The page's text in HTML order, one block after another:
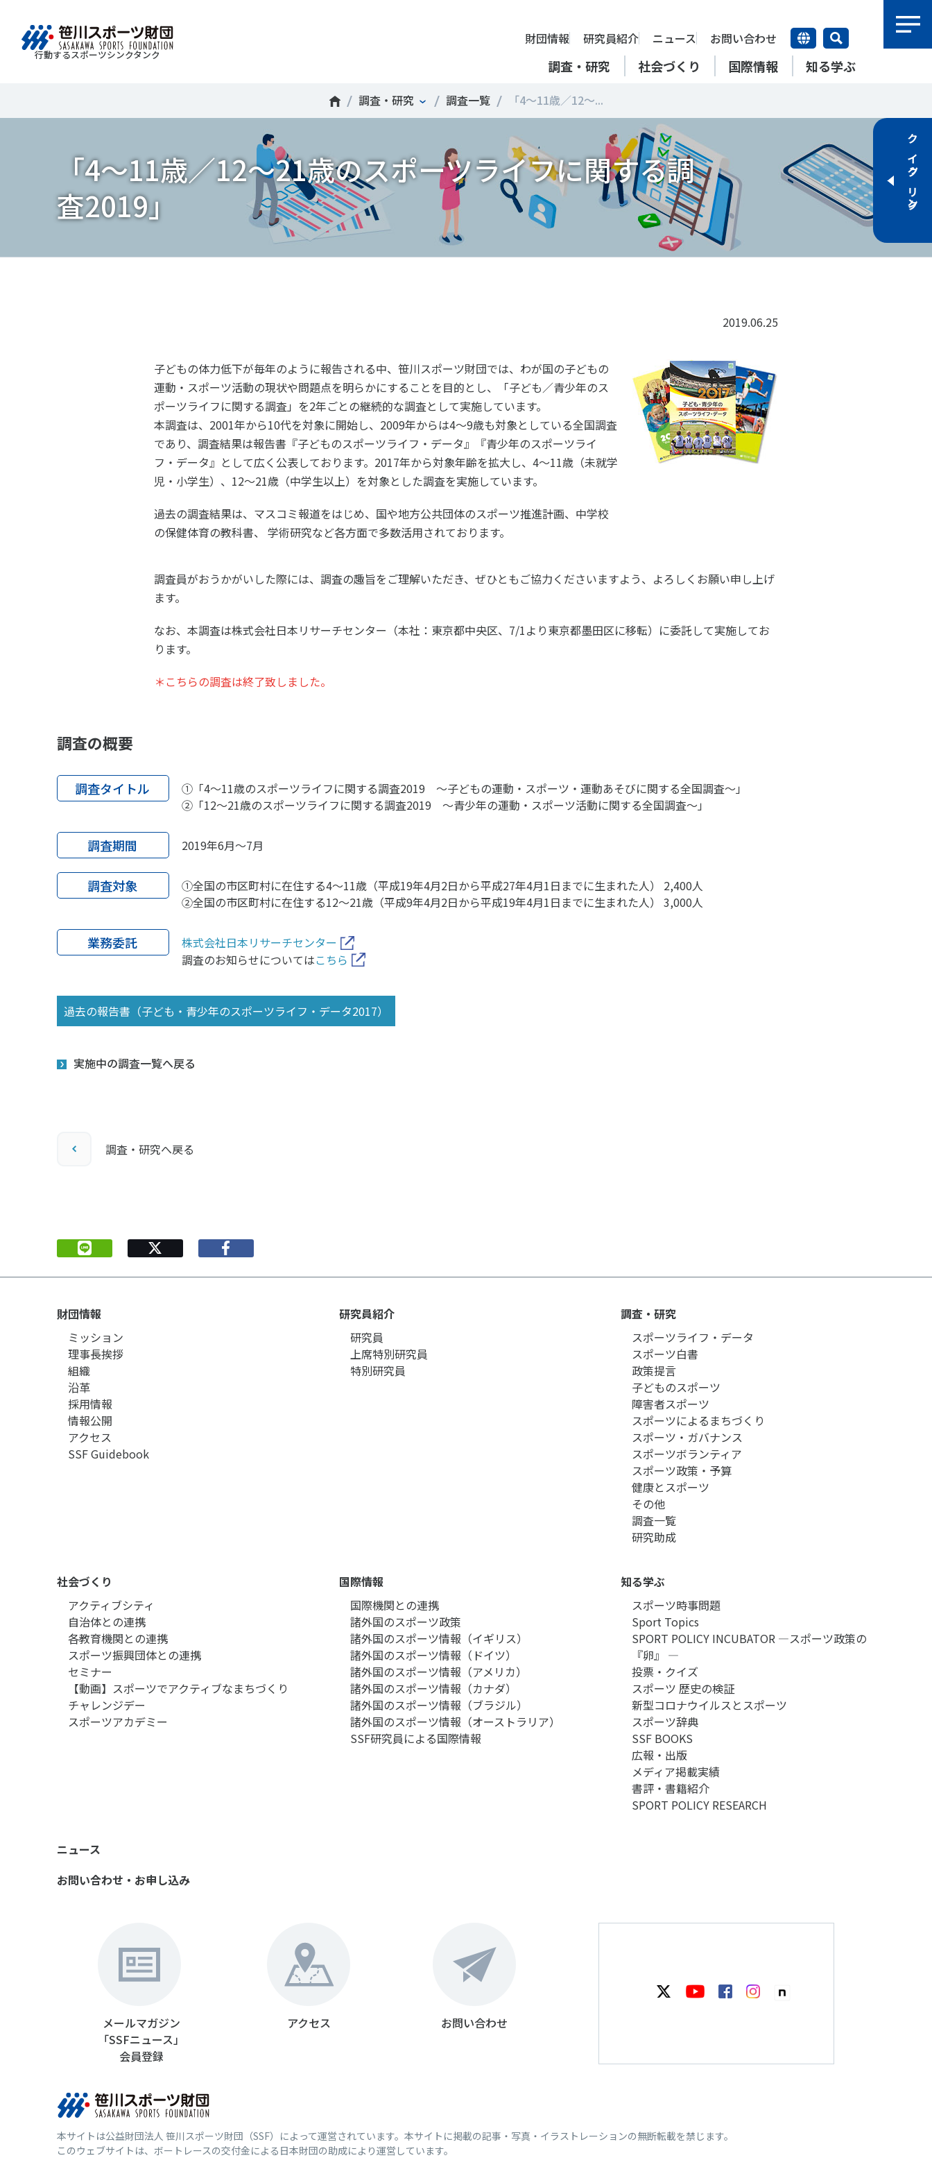
行動するスポーツシンクタンク
調査・研究 社会づくり 国際情報 知る学ぶ
財団情報 研究員紹介 ニュース お問い合わせ
財団情報
ミッション
理事長挨拶
組織
沿革
採用情報
情報公開
アクセス
SSF Guidebook
研究員紹介
上席特別研究員
特別研究員
社会づくり
アクティブシティ
自治体との連携
各教育機関との連携
スポーツ振興団体との連携
セミナー
チャレンジデー
スポーツアカデミー
国際情報
国際機関との連携
諸外国のスポーツ政策
諸外国のスポーツ情報（イギリス）
諸外国のスポーツ情報（ドイツ）
＃誰が子どものスポーツをささえるのか ＃部活動 ＃アクティブなまちづくり ＃日本人の身体活動と健康寿命 ＃障害者スポーツ ＃スポーツ基本計画
＃競技人口 ＃高齢者スポーツ ＃差別とダイバーシティ
スポーツ政策・予算 健康とスポーツ
社会づくり
各教育機関との連携
スポーツ振興団体との連携
【動画】スポーツでアクティブ
なまちづくり
知る学ぶ
SPORT POLICY INCUBATOR ―
スポーツ政策の『卵』 ―
Mission＆Visionの達成に向けさまざまな
研究調査活動を行います。客観的な分
析・研究に基づく実現性のある政策提言
につなげています。
スポーツライフ・データ
スポーツ白書
政策提言
子どものスポーツ
障害者スポーツ
スポーツによるまちづくり
スポーツ・ガバナンス
スポーツボランティア
スポーツ政策・予算
健康とスポーツ
その他
調査一覧
【動画】スポーツでアクティブ
なまちづくり
新たな地域スポーツプラットフォーム
RSMO 地域スポーツ運営組織
運動部活動の実態と地域展開・
地域移行
自治体・スポーツ組織・企業・教育機関等と連携し、スポー
ツ推進計画の策定やスポーツ振興、地域課題の解決につなが
る取り組みを共同で実践しています。
アクティブシティ
自治体との連携
各教育機関との連携
スポーツ振興団体との連携
【動画】スポーツでアクティブなまちづくり
チャレンジデー30年の取り組み
アクティブチャレンジ
スポーツ・ライフデータ
運動部活動の実態と地域展開・
地域移行
「スポーツ・フォー・オール」の理念を共有する国際機関や
日本国外の組織との連携、国際会議での研究成果の発表など
を行います。また、諸外国のスポーツ政策の比較、研究、情
報収集に積極的に取り組んでいます。
国際機関との連携
諸外国のスポーツ政策
諸外国のスポーツ事情
SSF研究員による国際情報コラム
SSFの英語版WEBサイト
SSFとできること
自治体／行政機関の方へ
SSFとできること
研究機関／競技団体の方へ
活動やこどもの運動実施率などのスポー
ツ界の諸問題に関するコラム、スポーツ
史に残る貴重な証言など、様々な読み物
コンテンツを作成し、スポーツの果たす
運動部活動の実態と地域展開・地域
移行
スポーツ時事問題
SPORT TOPICS
障害者のスポーツの日常化
誰もがささえやすい子どものスポー
ツの環境づくり
スポーツ辞典
スポーツ 歴史の検証
SPORT POLICY INCUBATOR―スポ
ーツ政策の『卵』―
SSF BOOKS
広報・出版
投票・クイズ
新型コロナウイルスとスポーツ
SSFとできること
自治体／行政機関の方へ
SSFとできること
研究機関／競技団体の方へ
SSFとできること
学生／大学生の方へ
クイックリンク
調査・研究 調査一覧 「4～11歳／12～...
「4～11歳／12～21歳のスポーツライフに関する調
査2019」
2019.06.25
子どもの体力低下が毎年のように報告される中、笹川スポーツ財団では、わが国の子どもの
運動・スポーツ活動の現状や問題点を明らかにすることを目的とし、「子ども／青少年のス
ポーツライフに関する調査」を2年ごとの継続的な調査として実施しています。
本調査は、2001年から10代を対象に開始し、2009年からは4～9歳も対象としている全国調査
であり、調査結果は報告書『子どものスポーツライフ・データ』『青少年のスポーツライ
フ・データ』として広く公表しております。2017年から対象年齢を拡大し、4～11歳（未就学
児・小学生）、12～21歳（中学生以上）を対象とした調査を実施しています。
過去の調査結果は、マスコミ報道をはじめ、国や地方公共団体のスポーツ推進計画、中学校
の保健体育の教科書、 学術研究など各方面で多数活用されております。
調査員がおうかがいした際には、調査の趣旨をご理解いただき、ぜひともご協力くださいますよう、よろしくお願い申し上げ
ます。
なお、本調査は株式会社日本リサーチセンター（本社：東京都中央区、7/1より東京都墨田区に移転）に委託して実施してお
ります。
＊こちらの調査は終了致しました。
調査の概要
調査タイトル
①「4～11歳のスポーツライフに関する調査2019 ～子どもの運動・スポーツ・運動あそびに関する全国調査～」
②「12～21歳のスポーツライフに関する調査2019 ～青少年の運動・スポーツ活動に関する全国調査～」
調査期間 2019年6月～7月
調査対象
①全国の市区町村に在住する4～11歳（平成19年4月2日から平成27年4月1日までに生まれた人） 2,400人
②全国の市区町村に在住する12～21歳（平成9年4月2日から平成19年4月1日までに生まれた人） 3,000人
業務委託
株式会社日本リサーチセンター
調査のお知らせについてはこちら
過去の報告書（子ども・青少年のスポーツライフ・データ2017）
実施中の調査一覧へ戻る
調査・研究へ戻る
財団情報
ミッション
理事長挨拶
組織
沿革
採用情報
情報公開
アクセス
SSF Guidebook
研究員紹介
研究員
上席特別研究員
特別研究員
調査・研究
スポーツライフ・データ
スポーツ白書
政策提言
子どものスポーツ
障害者スポーツ
スポーツによるまちづくり
スポーツ・ガバナンス
スポーツボランティア
スポーツ政策・予算
健康とスポーツ
その他
調査一覧
研究助成
社会づくり
アクティブシティ
自治体との連携
各教育機関との連携
スポーツ振興団体との連携
セミナー
【動画】スポーツでアクティブなまちづくり
チャレンジデー
スポーツアカデミー
国際情報
国際機関との連携
諸外国のスポーツ政策
諸外国のスポーツ情報（イギリス）
諸外国のスポーツ情報（ドイツ）
諸外国のスポーツ情報（アメリカ）
諸外国のスポーツ情報（カナダ）
諸外国のスポーツ情報（ブラジル）
諸外国のスポーツ情報（オーストラリア）
SSF研究員による国際情報
知る学ぶ
スポーツ時事問題
Sport Topics
SPORT POLICY INCUBATOR ―スポーツ政策の
『卵』 ―
投票・クイズ
スポーツ 歴史の検証
新型コロナウイルスとスポーツ
スポーツ辞典
SSF BOOKS
広報・出版
メディア掲載実績
書評・書籍紹介
SPORT POLICY RESEARCH
ニュース
お問い合わせ・お申し込み
メールマガジン
「SSFニュース」
会員登録
アクセス お問い合わせ
本サイトは公益財団法人 笹川スポーツ財団（SSF）によって運営されています。本サイトに掲載の記事・写真・イラストレーションの無断転載を禁じます。
このウェブサイトは、ボートレースの交付金による日本財団の助成により運営しています。